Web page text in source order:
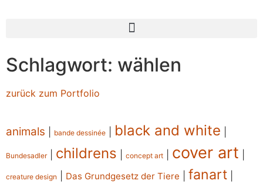
Schlagwort: wählen
zurück zum Portfolio
animals bande dessinée black and white
Bundesadler| childrens concept art cover art
creature design Das Grundgesetz der Tiere fanart